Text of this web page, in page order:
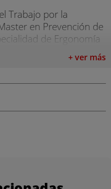
Trabajo por la
en Prevención de
de Ergonomía
de la Mutua ASEPEYO.
Antropología.
+ ver más